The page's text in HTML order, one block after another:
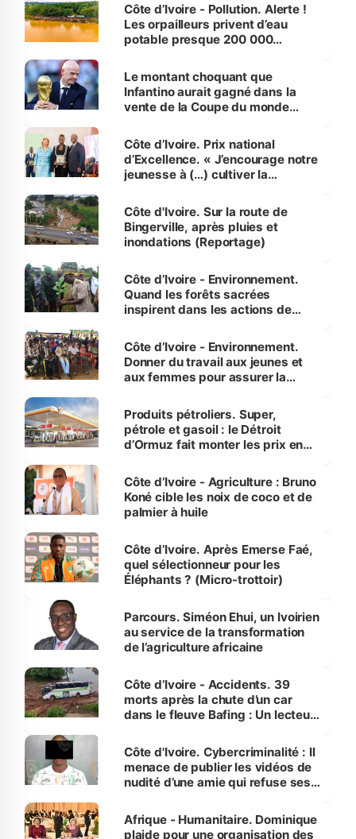
Côte d’Ivoire - Pollution. Alerte !
Les orpailleurs privent d’eau
potable presque 200 000
Le montant choquant que
Infantino aurait gagné dans la
vente de la Coupe du monde
Côte d’Ivoire. Prix national
d’Excellence. « J’encourage notre
jeunesse à (…) cultiver la
(Alassane Ouattara
Côte d'Ivoire. Sur la route de
Bingerville, après pluies et
inondations (Reportage)
Côte d’Ivoire - Environnement.
Quand les forêts sacrées
inspirent dans les actions de
Côte d’Ivoire - Environnement.
Donner du travail aux jeunes et
aux femmes pour assurer la
menacées
Produits pétroliers. Super,
pétrole et gasoil : le Détroit
d’Ormuz fait monter les prix en
Côte d’Ivoire - Agriculture : Bruno
Koné cible les noix de coco et de
palmier à huile
Côte d’Ivoire. Après Emerse Faé,
quel sélectionneur pour les
Éléphants ? (Micro-trottoir)
Parcours. Siméon Ehui, un Ivoirien
au service de la transformation
de l’agriculture africaine
Côte d’Ivoire - Accidents. 39
morts après la chute d’un car
dans le fleuve Bafing : Un lecteur
des Transports
Côte d'Ivoire. Cybercriminalité : Il
menace de publier les vidéos de
nudité d’une amie qui refuse ses
Afrique - Humanitaire. Dominique
plaide pour une organisation des